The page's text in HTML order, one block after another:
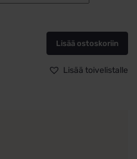
määrä
Lisää ostoskoriin
Lisää toivelistalle